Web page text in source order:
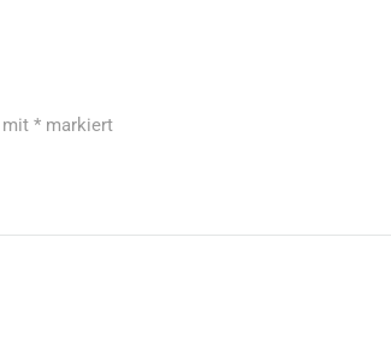
mit * markiert